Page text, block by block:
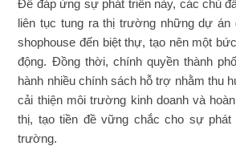
Để đáp ứng sự phát triển này, các chủ
liên tục tung ra thị trường những dự án
shophouse đến biệt thự, tạo nên một
động. Đồng thời, chính quyền thành
hành nhiều chính sách hỗ trợ nhằm thu
cải thiện môi trường kinh doanh và
thị, tạo tiền đề vững chắc cho sự phát
trường.